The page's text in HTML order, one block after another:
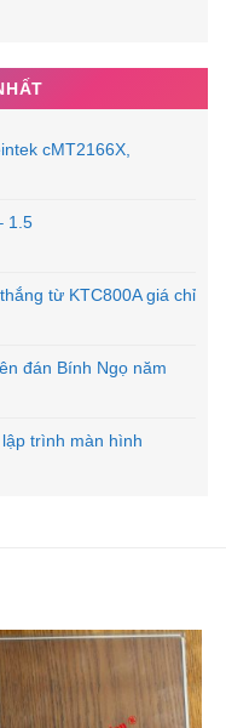
cMT2166X,
1.5
từ KTC800A giá chỉ
đán Bính Ngọ năm
trình màn hình